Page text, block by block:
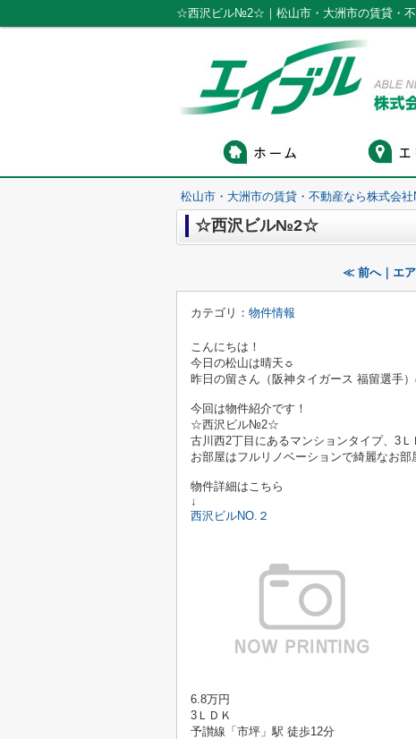
☆西沢ビル№2☆｜松山市・大洲市の賃貸・不
松山市・大洲市の賃貸・不動産なら株式会社
☆西沢ビル№2☆
≪ 前へ｜エ
カテゴリ： 物件情報
こんにちは！
今日の松山は晴天☼
昨日の留さん（阪神タイガース 福留選手
今回は物件紹介です！
☆西沢ビル№2☆
古川西2丁目にあるマンションタイプ、3Ｌ
お部屋はフルリノベーションで綺麗なお部
物件詳細はこちら
↓
西沢ビルNO.２
6.8万円
3ＬＤＫ
予讃線「市坪」駅 徒歩12分